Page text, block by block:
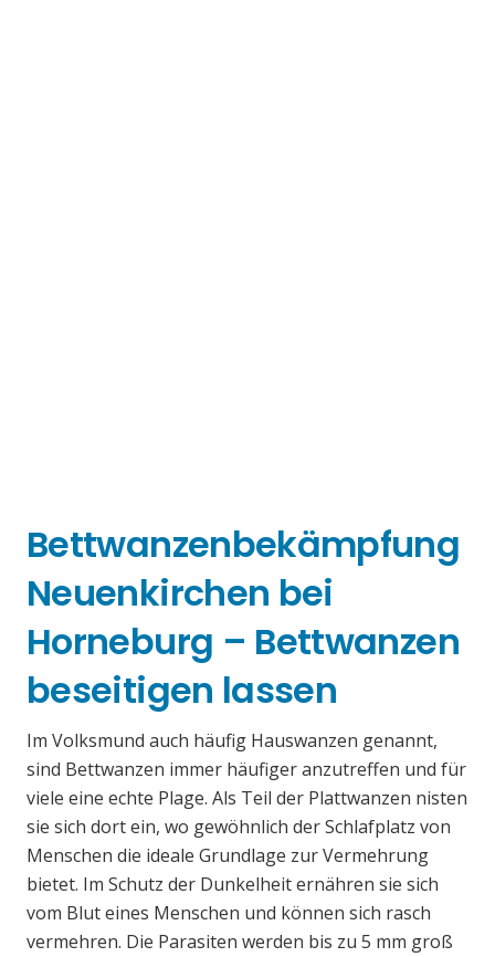
Bettwanzenbekämpfung
Neuenkirchen bei
Horneburg – Bettwanzen
beseitigen lassen
Im Volksmund auch häufig Hauswanzen genannt,
sind Bettwanzen immer häufiger anzutreffen und für
viele eine echte Plage. Als Teil der Plattwanzen nisten
sie sich dort ein, wo gewöhnlich der Schlafplatz von
Menschen die ideale Grundlage zur Vermehrung
bietet. Im Schutz der Dunkelheit ernähren sie sich
vom Blut eines Menschen und können sich rasch
vermehren. Die Parasiten werden bis zu 5 mm groß